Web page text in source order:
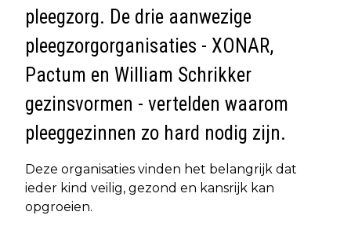
pleegzorg. De drie aanwezige
pleegzorgorganisaties - XONAR,
Pactum en William Schrikker
gezinsvormen - vertelden waarom
pleeggezinnen zo hard nodig zijn.
Deze organisaties vinden het belangrijk dat
ieder kind veilig, gezond en kansrijk kan
opgroeien.